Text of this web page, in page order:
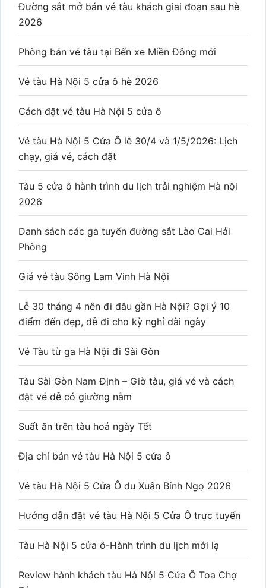
Đường sắt mở bán vé tàu khách giai đoạn sau hè
2026
Phòng bán vé tàu tại Bến xe Miền Đông mới
Vé tàu Hà Nội 5 cửa ô hè 2026
Cách đặt vé tàu Hà Nội 5 cửa ô
Vé tàu Hà Nội 5 Cửa Ô lễ 30/4 và 1/5/2026: Lịch
chạy, giá vé, cách đặt
Tàu 5 cửa ô hành trình du lịch trải nghiệm Hà nội
2026
Danh sách các ga tuyến đường sắt Lào Cai Hải
Phòng
Giá vé tàu Sông Lam Vinh Hà Nội
Lễ 30 tháng 4 nên đi đâu gần Hà Nội? Gợi ý 10
điểm đến đẹp, dễ đi cho kỳ nghỉ dài ngày
Vé Tàu từ ga Hà Nội đi Sài Gòn
Tàu Sài Gòn Nam Định – Giờ tàu, giá vé và cách
đặt vé dễ có giường nằm
Suất ăn trên tàu hoả ngày Tết
Địa chỉ bán vé tàu Hà Nội 5 cửa ô
Vé tàu Hà Nội 5 Cửa Ô du Xuân Bính Ngọ 2026
Hướng dẫn đặt vé tàu Hà Nội 5 Cửa Ô trực tuyến
Tàu Hà Nội 5 cửa ô-Hành trình du lịch mới lạ
Review hành khách tàu Hà Nội 5 Cửa Ô Toa Chợ